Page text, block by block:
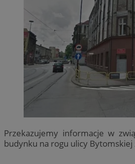
Przekazujemy informacje w
budynku na rogu ulicy Bytomskiej